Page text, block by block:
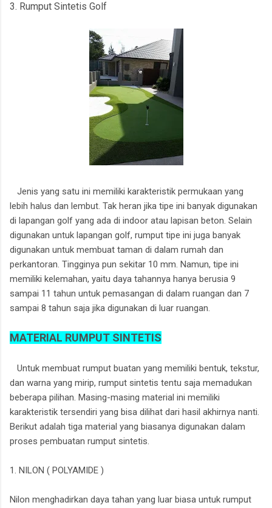
3. Rumput Sintetis Golf
Jenis yang satu ini memiliki karakteristik permukaan yang
lebih halus dan lembut. Tak heran jika tipe ini banyak digunakan
di lapangan golf yang ada di indoor atau lapisan beton. Selain
digunakan untuk lapangan golf, rumput tipe ini juga banyak
digunakan untuk membuat taman di dalam rumah dan
perkantoran. Tingginya pun sekitar 10 mm. Namun, tipe ini
memiliki kelemahan, yaitu daya tahannya hanya berusia 9
sampai 11 tahun untuk pemasangan di dalam ruangan dan 7
sampai 8 tahun saja jika digunakan di luar ruangan.
MATERIAL RUMPUT SINTETIS
Untuk membuat rumput buatan yang memiliki bentuk, tekstur,
dan warna yang mirip, rumput sintetis tentu saja memadukan
beberapa pilihan. Masing-masing material ini memiliki
karakteristik tersendiri yang bisa dilihat dari hasil akhirnya nanti.
Berikut adalah tiga material yang biasanya digunakan dalam
proses pembuatan rumput sintetis.
1. NILON ( POLYAMIDE )
Nilon menghadirkan daya tahan yang luar biasa untuk rumput